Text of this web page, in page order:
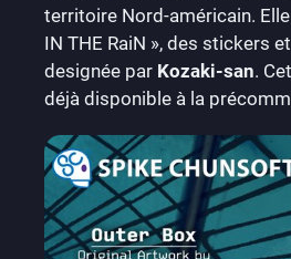
territoire Nord-américain. Elle
IN THE RaiN », des stickers
designée par Kozaki-san.
déjà disponible à la